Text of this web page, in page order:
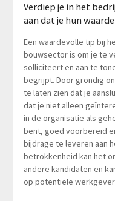
Verdiep je in het
aan dat je hun
Een waardevolle tip bij
bouwsector is om je te
solliciteert en aan te
begrijpt. Door grondig
te laten zien dat je
dat je niet alleen
in de organisatie als
bent, goed voorbereid
bijdrage te leveren aan
betrokkenheid kan het
andere kandidaten en
op potentiële